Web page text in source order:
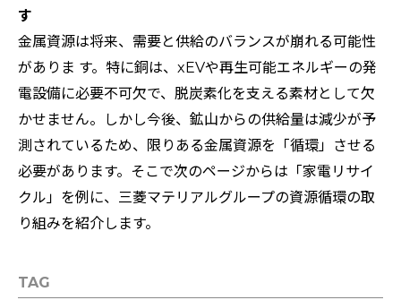
す
金属資源は将来、需要と供給のバランスが崩れる可能性
がありま す。特に銅は、xEVや再生可能エネルギーの発
電設備に必要不可欠で、脱炭素化を支える素材として欠
かせません。しかし今後、鉱山からの供給量は減少が予
測されているため、限りある金属資源を「循環」させる
必要があります。そこで次のページからは「家電リサイ
クル」を例に、三菱マテリアルグループの資源循環の取
り組みを紹介します。
TAG